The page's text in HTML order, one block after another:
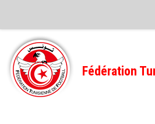
Feuille de match
FMI – 2022/2023
Ligue I – 2022/2023
Fédération